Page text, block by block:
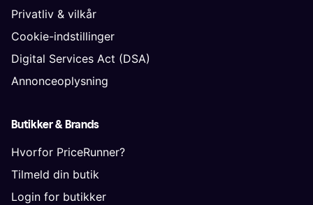
Privatliv & vilkår
Cookie-indstillinger
Digital Services Act (DSA)
Annonceoplysning
Butikker & Brands
Hvorfor PriceRunner?
Tilmeld din butik
Login for butikker